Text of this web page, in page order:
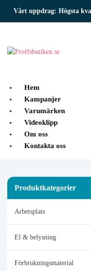
Vårt uppdrag: Högsta
Hem
Kampanjer
Varumärken
Videoklipp
Om oss
Kontakta oss
Produktkategorier
Arbetsplats
El & belysning
Förbrukningsmaterial